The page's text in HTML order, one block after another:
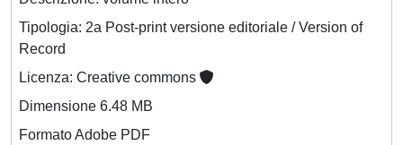
Tipologia: 2a Post-print versione editoriale / Version of
Record
Licenza: Creative commons
Dimensione 6.48 MB
Formato Adobe PDF